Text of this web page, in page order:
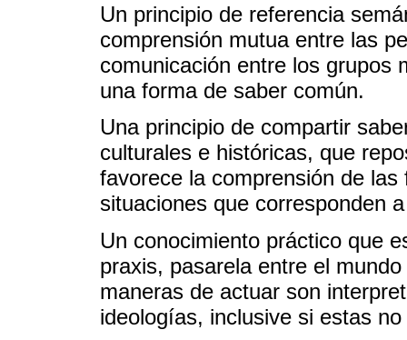
Un principio de referencia
comprensión mutua entre las
comunicación entre los grupos
una forma de saber común.
Una principio de compartir
culturales e históricas, que
favorece la comprensión de
situaciones que corresponden
Un conocimiento práctico que
praxis, pasarela entre el
maneras de actuar son
ideologías, inclusive si estas